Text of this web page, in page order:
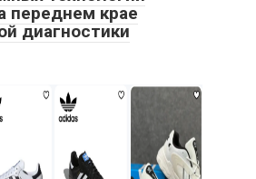
переднем крае
диагностики